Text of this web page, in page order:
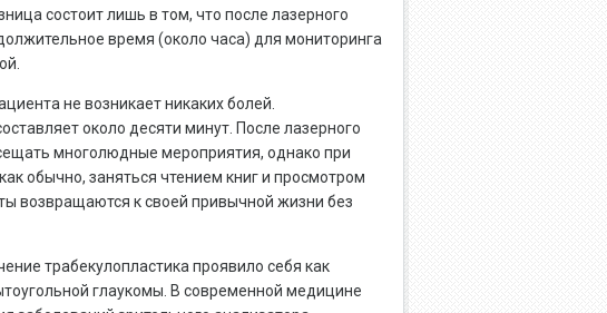
состоит лишь в том, что после лазерного
время (около часа) для мониторинга
не возникает никаких болей.
около десяти минут. После лазерного
многолюдные мероприятия, однако при
обычно, заняться чтением книг и просмотром
возвращаются к своей привычной жизни без
трабекулопластика проявило себя как
глаукомы. В современной медицине